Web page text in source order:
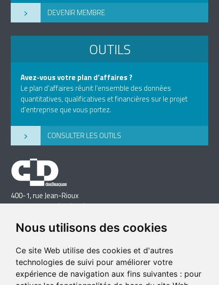
Nous utilisons des cookies
Ce site Web utilise des cookies et d'autres
technologies de suivi pour améliorer votre
expérience de navigation aux fins suivantes : pour
› DEVENIR MEMBRE
OUTILS
Avez-vous votre plan d’affaires ?
Le plan d’affaires réunit l’ensemble des données
quantitatives, qualificatives et financières sur le projet
d’entreprise que vous portez.
› CONSULTER LES OUTILS
400-1, rue Jean-Rioux
Trois-Pistoles (Québec) G0L 4K0
Télécopieur: 418 851-1237